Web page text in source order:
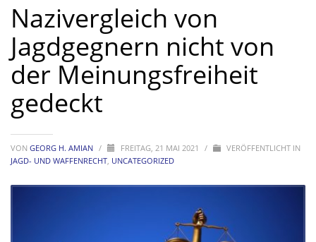
Nazivergleich von
Jagdgegnern nicht von
der Meinungsfreiheit
gedeckt
VON GEORG H. AMIAN / FREITAG, 21 MAI 2021 /
VERÖFFENTLICHT IN
JAGD- UND WAFFENRECHT, UNCATEGORIZED